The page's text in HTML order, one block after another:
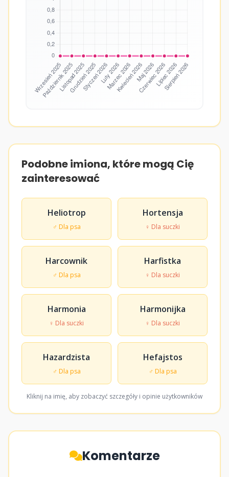
Podobne imiona, które mogą Cię
zainteresować
Heliotrop
♂ Dla psa
Hortensja
♀ Dla suczki
Harcownik
♂ Dla psa
Harfistka
♀ Dla suczki
Harmonia
♀ Dla suczki
Harmonijka
♀ Dla suczki
Hazardzista
♂ Dla psa
Hefajstos
♂ Dla psa
Kliknij na imię, aby zobaczyć szczegóły i opinie użytkowników
Komentarze